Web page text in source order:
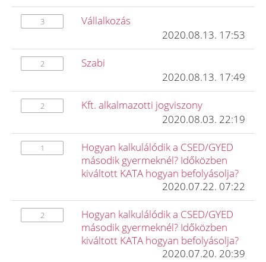
3
Vállalkozás
2020.08.13. 17:53
2
Szabi
2020.08.13. 17:49
2
Kft. alkalmazotti jogviszony
2020.08.03. 22:19
1
Hogyan kalkulálódik a CSED/GYED
második gyermeknél? Időközben
kiváltott KATA hogyan befolyásolja?
2020.07.22. 07:22
2
Hogyan kalkulálódik a CSED/GYED
második gyermeknél? Időközben
kiváltott KATA hogyan befolyásolja?
2020.07.20. 20:39